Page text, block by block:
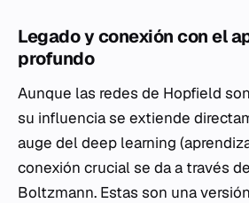
Legado y conexión con el
profundo
Aunque las redes de Hopfield
su influencia se extiende
auge deldeep learning
conexión crucial se da a través
Boltzmann. Estas son una